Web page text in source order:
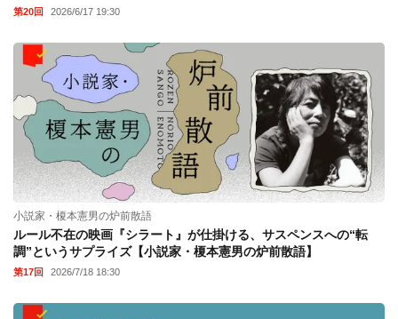
第20回 2026/6/17 19:30
小説家・榎本憲男の炉前散語
ルール不在の映画『シラート』が仕掛ける、サスペンスへの“転
調”というサプライズ【小説家・榎本憲男の炉前散語】
第17回 2026/7/18 18:30